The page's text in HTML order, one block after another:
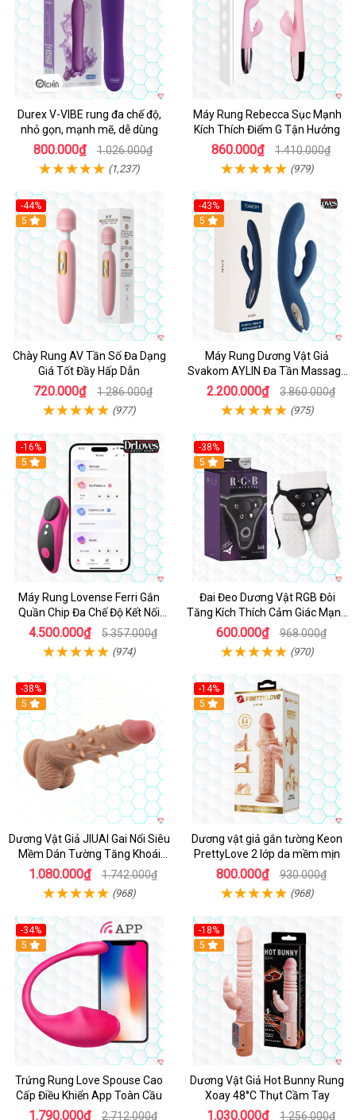
Durex V-VIBE rung đa chế độ,
nhỏ gọn, mạnh mẽ, dễ dùng
800.000₫ 1.026.000₫
(1,237)
Máy Rung Rebecca Sục Mạnh
Kích Thích Điểm G Tận Hưởng
860.000₫ 1.410.000₫
(979)
-44%
Hot
5
Chày Rung AV Tần Số Đa Dạng
Giá Tốt Đầy Hấp Dẫn
720.000₫ 1.286.000₫
(977)
-43%
Hot
5
Máy Rung Dương Vật Giả
Svakom AYLIN Đa Tần Massage
Sướng
2.200.000₫ 3.860.000₫
(975)
-16%
Hot
5
Máy Rung Lovense Ferri Gắn
Quần Chip Đa Chế Độ Kết Nối
App
4.500.000₫ 5.357.000₫
(974)
-38%
Hot
5
Đai Đeo Dương Vật RGB Đôi
Tăng Kích Thích Cảm Giác Mạnh
Mẽ
600.000₫ 968.000₫
(970)
-38%
5
Dương Vật Giả JIUAI Gai Nổi Siêu
Mềm Dán Tường Tăng Khoái
Cảm
1.080.000₫ 1.742.000₫
(968)
-14%
5
Dương vật giả gắn tường Keon
PrettyLove 2 lớp da mềm mịn
800.000₫ 930.000₫
(968)
-34%
5
Trứng Rung Love Spouse Cao
Cấp Điều Khiển App Toàn Cầu
1.790.000₫ 2.712.000₫
-18%
Hot
5
Dương Vật Giả Hot Bunny Rung
Xoay 48°C Thụt Cầm Tay
1.030.000₫ 1.256.000₫